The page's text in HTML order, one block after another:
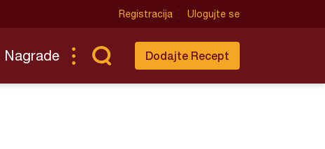
Registracija Ulogujte se
Nagrade Dodajte Recept